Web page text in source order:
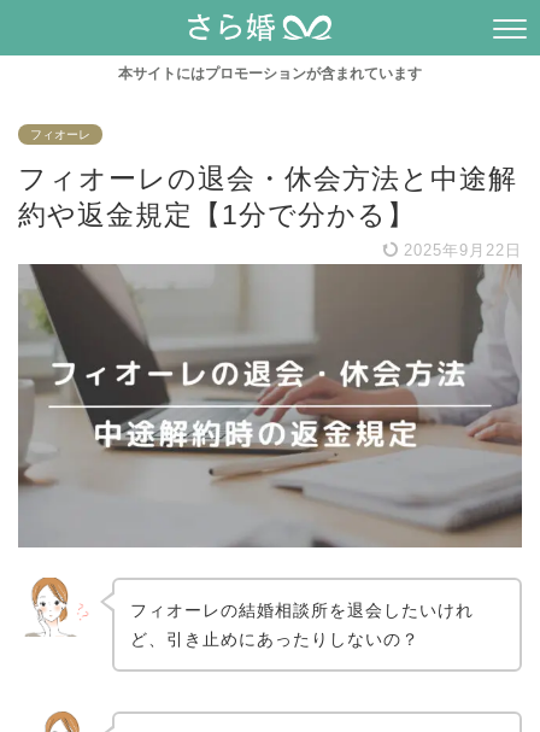
本サイトにはプロモーションが含まれています
フィオーレ
フィオーレの退会・休会方法と中途解
約や返金規定【1分で分かる】
2025年9月22日
フィオーレの結婚相談所を退会したいけれ
ど、引き止めにあったりしないの？